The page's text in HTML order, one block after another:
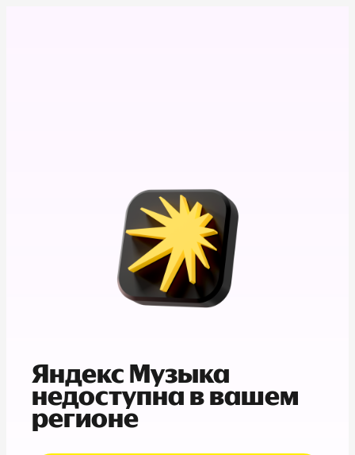
Яндекс Музыка
недоступна в вашем
регионе